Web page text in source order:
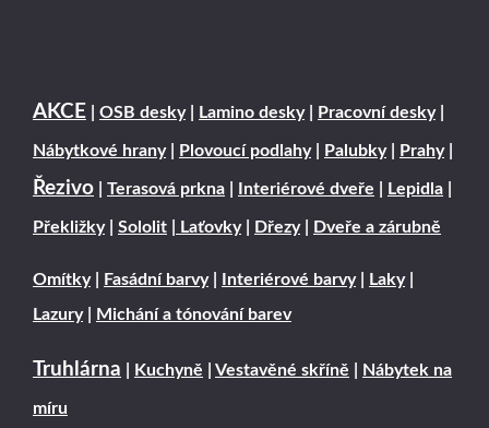
AKCE OSB desky| Lamino desky| Pracovní desky|
Nábytkové hrany| Plovoucí podlahy| Palubky| Prahy|
Řezivo Terasová prkna Interiérové dveře Lepidla
Překližky| Sololit Laťovky| Dřezy| Dveře a zárubně
Omítky| Fasádní barvy| Interiérové barvy| Laky|
Lazury| Michání a tónování barev
Truhlárna Kuchyně Vestavěné skříně Nábytek na
míru